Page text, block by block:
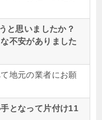
と思いましたか？
不安がありました
地元の業者にお願
となって片付け11